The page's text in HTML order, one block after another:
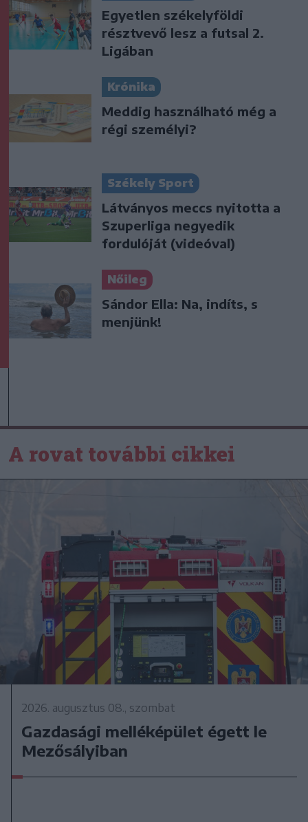
Egyetlen székelyföldi
résztvevő lesz a futsal 2.
Ligában
Krónika
Meddig használható még a
régi személyi?
Székely Sport
Látványos meccs nyitotta a
Szuperliga negyedik
fordulóját (videóval)
Nőileg
Sándor Ella: Na, indíts, s
menjünk!
A rovat további cikkei
2026. augusztus 08., szombat
Gazdasági melléképület égett le
Mezősályiban